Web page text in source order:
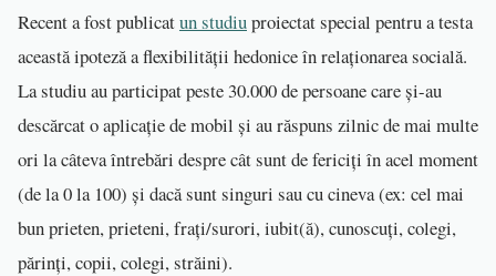
Recent a fost publicatun studiuproiectat special pentru a testa
această ipoteză a flexibilității hedonice în relaționarea socială.
La studiu au participat peste 30.000 de persoane care și-au
descărcat o aplicație de mobil și au răspuns zilnic de mai multe
ori la câteva întrebări despre cât sunt de fericiți în acel moment
(de la 0 la 100) și dacă sunt singuri sau cu cineva (ex: cel mai
bun prieten, prieteni, frați/surori, iubit(ă), cunoscuți, colegi,
părinți, copii, colegi, străini).